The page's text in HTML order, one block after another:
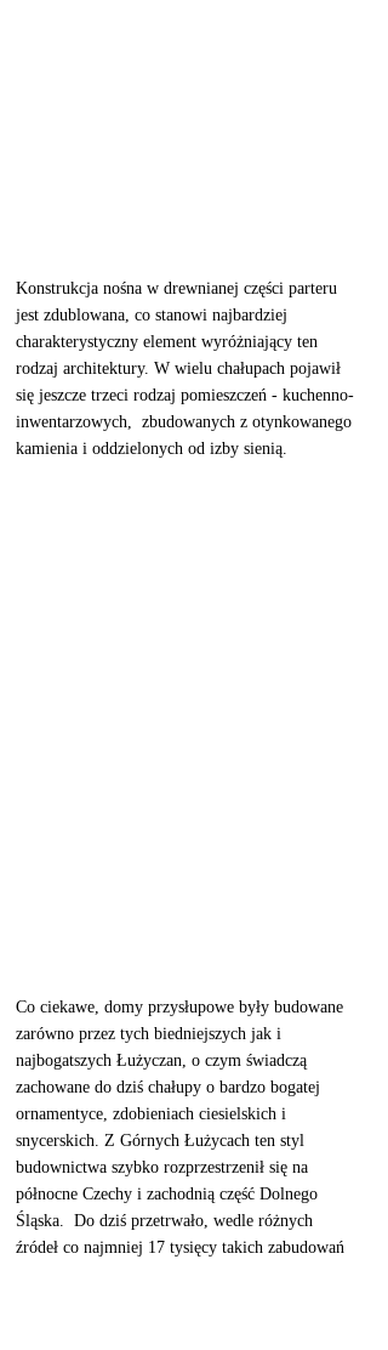
Konstrukcja nośna w drewnianej części parteru
jest zdublowana, co stanowi najbardziej
charakterystyczny element wyróżniający ten
rodzaj architektury. W wielu chałupach pojawił
się jeszcze trzeci rodzaj pomieszczeń - kuchenno-
inwentarzowych,  zbudowanych z otynkowanego
kamienia i oddzielonych od izby sienią.
Co ciekawe, domy przysłupowe były budowane
zarówno przez tych biedniejszych jak i
najbogatszych Łużyczan, o czym świadczą
zachowane do dziś chałupy o bardzo bogatej
ornamentyce, zdobieniach ciesielskich i
snycerskich. Z Górnych Łużycach ten styl
budownictwa szybko rozprzestrzenił się na
północne Czechy i zachodnią część Dolnego
Śląska.  Do dziś przetrwało, wedle różnych
źródeł co najmniej 17 tysięcy takich zabudowań